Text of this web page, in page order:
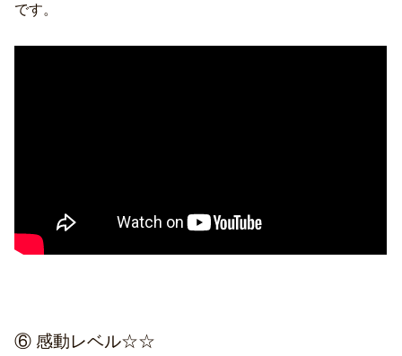
です。
⑥ 感動レベル☆☆